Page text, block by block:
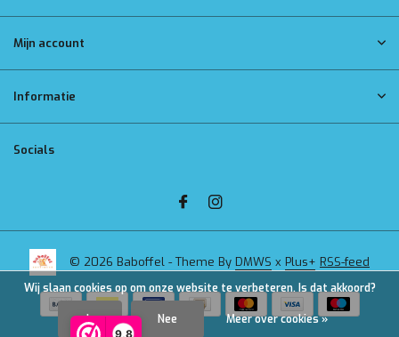
9,8
Mijn account
Informatie
Socials
© 2026 Baboffel - Theme By DMWS x Plus+ RSS-feed
Wij slaan cookies op om onze website te verbeteren. Is dat akkoord?
Ja Nee Meer over cookies »